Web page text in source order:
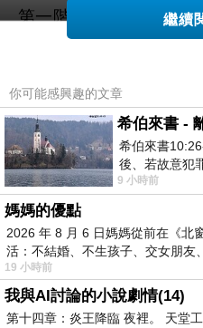
第一階段為全面停止各
包括解除封鎖、取消石
的制裁與核議題談判；
責監督整個四階段計畫
民間就業增長服務業通
除了中東局勢外，匯市
美國經濟數據。
其中最受矚目的是
示，美國 5 月民間就業
年 1 月以來最大增幅，
出現就業成長。
繼續
你可能感興趣的文章
希伯來書 -
希伯來書
後、若故意犯
有戰懼等候審
9 小時前
媽媽的優點
2026 年 8 月 6 日媽媽從前在《北
活：不結婚、不生孩子、交女朋友
湖⋯⋯，
19 小時前
我與AI討論的小說劇情(14)
第十四章：炎王降臨 夜裡。 天堂